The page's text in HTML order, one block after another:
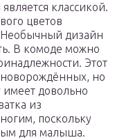
классикой.
цветов
Необычный дизайн
В комоде можно
Этот
новорождённых, но
имеет довольно
из
поскольку
для малыша.